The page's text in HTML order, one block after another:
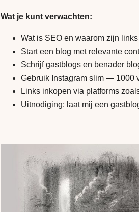
Wat je kunt verwachten:
Wat is SEO en waarom zijn
Start een blog met relevante
Schrijf gastblogs en benader
Gebruik Instagram slim — 1000
Links inkopen via platforms
Uitnodiging: laat mij een